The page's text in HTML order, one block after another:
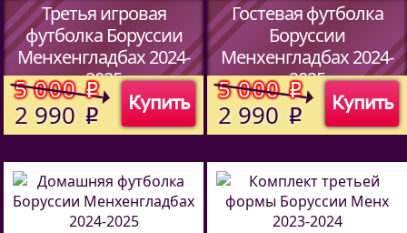
Третья игровая
футболка Боруссии
Менхенгладбах 2024-
2025
(Код:513970114 Купить
5 000o
2 990 o
Гостевая футболка
Боруссии
Менхенгладбах 2024-
2025
(Код:513970114 Купить
5 000o
2 990 o